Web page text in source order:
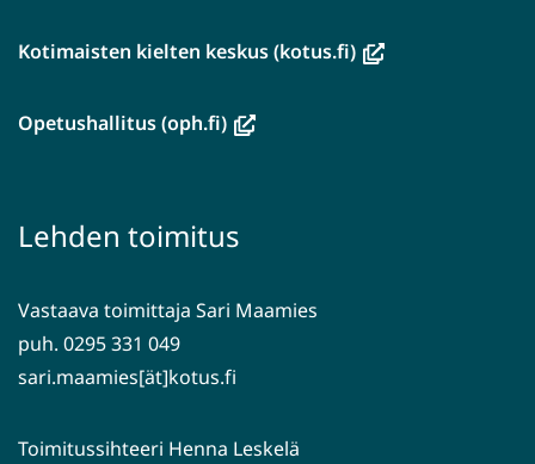
Kotimaisten kielten keskus (kotus.fi)(avautuu
Opetushallitus (oph.fi)(avautuu
toiseen
Lehden toimitus
Vastaava toimittaja Sari Maamies
puh. 0295 331 049
sari.maamies[ät]kotus.fi
Toimitussihteeri Henna Leskelä